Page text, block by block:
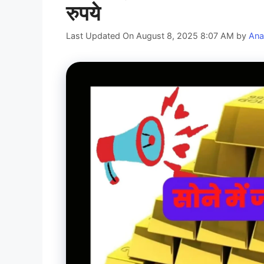
रुपये
Last Updated On August 8, 2025 8:07 AM by